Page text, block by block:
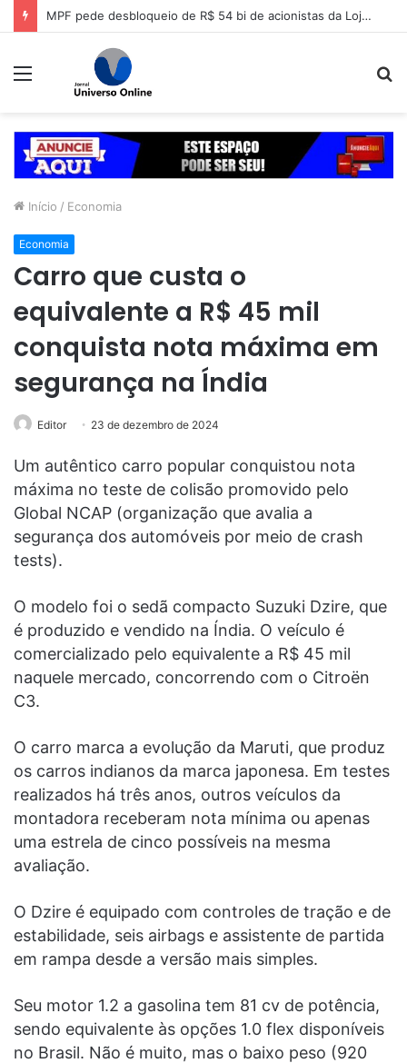
MPF pede desbloqueio de R$ 54 bi de acionistas da Lojas Americanas
Menu
Início / Economia
Economia
Carro que custa o
equivalente a R$ 45 mil
conquista nota máxima em
segurança na Índia
Editor 23 de dezembro de 2024
Um autêntico carro popular conquistou nota
máxima no teste de colisão promovido pelo
Global NCAP (organização que avalia a
segurança dos automóveis por meio de crash
tests).
O modelo foi o sedã compacto Suzuki Dzire, que
é produzido e vendido na Índia. O veículo é
comercializado pelo equivalente a R$ 45 mil
naquele mercado, concorrendo com o Citroën
C3.
O carro marca a evolução da Maruti, que produz
os carros indianos da marca japonesa. Em testes
realizados há três anos, outros veículos da
montadora receberam nota mínima ou apenas
uma estrela de cinco possíveis na mesma
avaliação.
O Dzire é equipado com controles de tração e de
estabilidade, seis airbags e assistente de partida
em rampa desde a versão mais simples.
Seu motor 1.2 a gasolina tem 81 cv de potência,
sendo equivalente às opções 1.0 flex disponíveis
no Brasil. Não é muito, mas o baixo peso (920